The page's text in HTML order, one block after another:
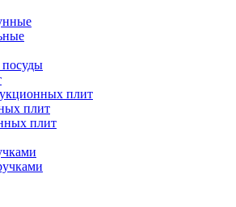
посуды
плит
плит
плит